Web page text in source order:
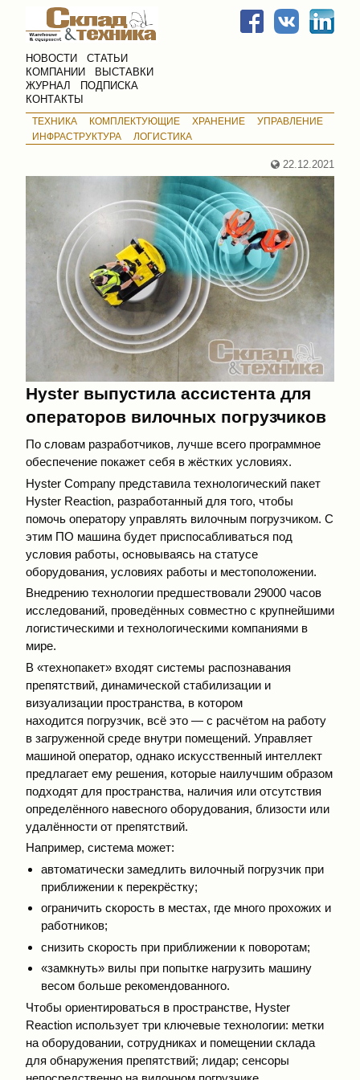
НОВОСТИ
СТАТЬИ
КОМПАНИИ
ВЫСТАВКИ
ЖУРНАЛ
ПОДПИСКА
КОНТАКТЫ
ТЕХНИКА КОМПЛЕКТУЮЩИЕ ХРАНЕНИЕ
УПРАВЛЕНИЕ
ИНФРАСТРУКТУРА
ЛОГИСТИКА
22.12.2021
Hyster выпустила ассистента для
операторов вилочных погрузчиков
По словам разработчиков, лучше всего программное
обеспечение покажет себя в жёстких условиях.
Hyster Company представила технологический пакет
Hyster Reaction, разработанный для того, чтобы
помочь оператору управлять вилочным погрузчиком. С
этим ПО машина будет приспосабливаться под
условия работы, основываясь на статусе
оборудования, условиях работы и меcтоположении.
Внедрению технологии предшествовали 29000 часов
исследований, проведённых совместно с крупнейшими
логистическими и технологическими компаниями в
мире.
В «технопакет» входят системы распознавания
препятствий, динамической стабилизации и
визуализации пространства, в котором
находится погрузчик, всё это — с расчётом на работу
в загруженной среде внутри помещений. Управляет
машиной оператор, однако искусственный интеллект
предлагает ему решения, которые наилучшим образом
подходят для пространства, наличия или отсутствия
определённого навесного оборудования, близости или
удалённости от препятствий.
Например, система может:
автоматически замедлить вилочный погрузчик при
приближении к перекрёстку;
ограничить скорость в местах, где много прохожих и
работников;
снизить скорость при приближении к поворотам;
«замкнуть» вилы при попытке нагрузить машину
весом больше рекомендованного.
Чтобы ориентироваться в пространстве, Hyster
Reaction использует три ключевые технологии: метки
на оборудовании, сотрудниках и помещении склада
для обнаружения препятствий; лидар; сенсоры